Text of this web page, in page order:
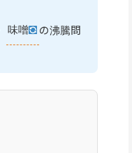
味噌
の沸騰問